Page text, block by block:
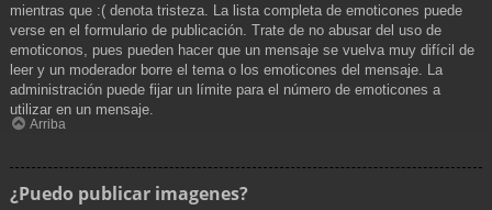
mientras que :( denota tristeza. La lista completa de emoticones puede
verse en el formulario de publicación. Trate de no abusar del uso de
emoticonos, pues pueden hacer que un mensaje se vuelva muy difícil de
leer y un moderador borre el tema o los emoticones del mensaje. La
administración puede fijar un límite para el número de emoticones a
utilizar en un mensaje.
Arriba
¿Puedo publicar imagenes?